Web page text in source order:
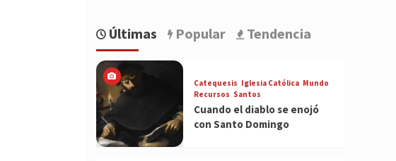
Últimas Popular Tendencia
Catequesis Iglesia Católica Mundo
Recursos Santos
Cuando el diablo se enojó
con Santo Domingo